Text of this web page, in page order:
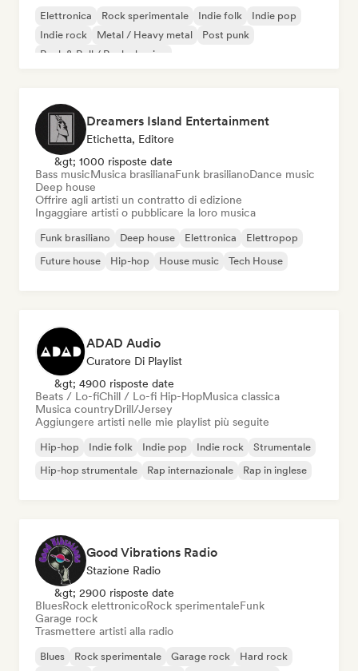
Elettronica Rock sperimentale Indie folk
Indie pop
Indie rock
Metal / Heavy metal
Post punk
Rock & Roll / Rock classico
Dreamers Island Entertainment
Etichetta, Editore
&gt; 1000 risposte date
Bass musicMusica brasilianaFunk brasilianoDance music
Deep house
Offrire agli artisti un contratto di edizione
Ingaggiare artisti o pubblicare la loro musica
Funk brasiliano Deep house Elettronica
Elettropop
Future house
Hip-hop House music Tech House
ADAD Audio
Curatore Di Playlist
&gt; 4900 risposte date
Beats / Lo-fiChill / Lo-fi Hip-HopMusica classica
Musica countryDrill/Jersey
Aggiungere artisti nelle mie playlist più seguite
Hip-hop Indie folk Indie pop Indie rock
Strumentale
Hip-hop strumentale
Rap internazionale Rap in inglese
Good Vibrations Radio
Stazione Radio
&gt; 2900 risposte date
BluesRock elettronicoRock sperimentaleFunk
Garage rock
Trasmettere artisti alla radio
Blues Rock sperimentale Garage rock
Hard rock